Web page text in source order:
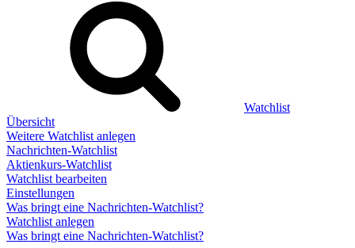
Watchlist
Übersicht
Weitere Watchlist anlegen
Nachrichten-Watchlist
Aktienkurs-Watchlist
Watchlist bearbeiten
Einstellungen
Was bringt eine Nachrichten-Watchlist?
Watchlist anlegen
Was bringt eine Nachrichten-Watchlist?